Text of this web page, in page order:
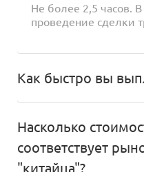
Не более 2,5 часов.
проведение сделки
Как быстро вы
Насколько
соответствует
"китайца"?